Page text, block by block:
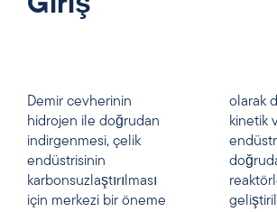
Demir cevherinin
hidrojen ile doğrudan
indirgenmesi, çelik
endüstrisinin
karbonsuzlaştırılması
için merkezi bir öneme
olarak doğrulanmış
kinetik veriler,
endüstriyel H₂
doğrudan indirgeme
reaktörlerinin
geliştirilmesi için önemli